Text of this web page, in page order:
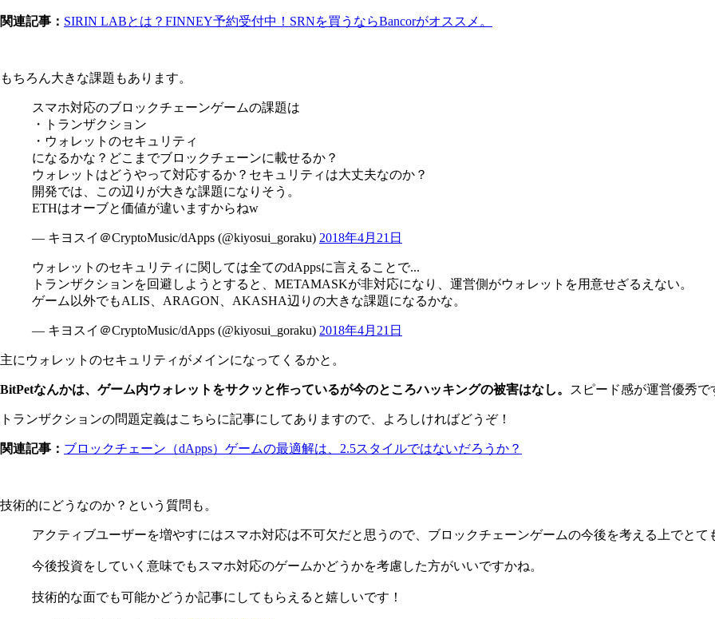
関連記事： SIRIN LABとは？FINNEY予約受付中！SRNを買うならBancorがオススメ。
もちろん大きな課題もあります。
スマホ対応のブロックチェーンゲームの課題は
・トランザクション
・ウォレットのセキュリティ
になるかな？どこまでブロックチェーンに載せるか？
ウォレットはどうやって対応するか？セキュリティは大丈夫なのか？
開発では、この辺りが大きな課題になりそう。
ETHはオーブと価値が違いますからねw
— キヨスイ＠CryptoMusic/dApps (@kiyosui_goraku) 2018年4月21日
ウォレットのセキュリティに関しては全てのdAppsに言えることで...
トランザクションを回避しようとすると、METAMASKが非対応になり、運営側がウォレットを用意せざるえない。
ゲーム以外でもALIS、ARAGON、AKASHA辺りの大きな課題になるかな。
— キヨスイ＠CryptoMusic/dApps (@kiyosui_goraku) 2018年4月21日
主にウォレットのセキュリティがメインになってくるかと。
BitPetなんかは、ゲーム内ウォレットをサクッと作っているが今のところハッキングの被害はなし。 スピード感が運営優秀で
トランザクションの問題定義はこちらに記事にしてありますので、よろしければどうぞ！
関連記事： ブロックチェーン（dApps）ゲームの最適解は、2.5スタイルではないだろうか？
技術的にどうなのか？という質問も。
アクティブユーザーを増やすにはスマホ対応は不可欠だと思うので、ブロックチェーンゲームの今後を考える上でとて
今後投資をしていく意味でもスマホ対応のゲームかどうかを考慮した方がいいですかね。
技術的な面でも可能かどうか記事にしてもらえると嬉しいです！